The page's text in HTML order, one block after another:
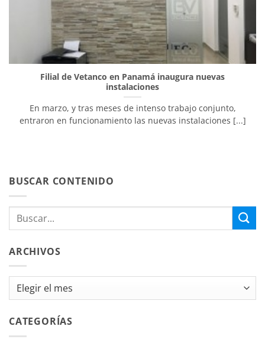
Filial de Vetanco en Panamá inaugura nuevas
instalaciones
En marzo, y tras meses de intenso trabajo conjunto,
entraron en funcionamiento las nuevas instalaciones [...]
BUSCAR CONTENIDO
ARCHIVOS
Archivos
CATEGORÍAS